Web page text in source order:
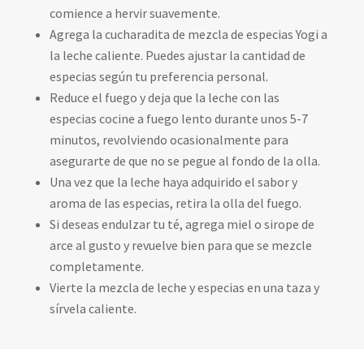
comience a hervir suavemente.
Agrega la cucharadita de mezcla de especias Yogi a
la leche caliente. Puedes ajustar la cantidad de
especias según tu preferencia personal.
Reduce el fuego y deja que la leche con las
especias cocine a fuego lento durante unos 5-7
minutos, revolviendo ocasionalmente para
asegurarte de que no se pegue al fondo de la olla.
Una vez que la leche haya adquirido el sabor y
aroma de las especias, retira la olla del fuego.
Si deseas endulzar tu té, agrega miel o sirope de
arce al gusto y revuelve bien para que se mezcle
completamente.
Vierte la mezcla de leche y especias en una taza y
sírvela caliente.